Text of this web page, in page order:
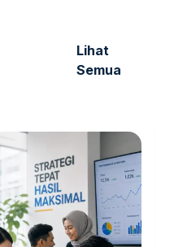
Lihat
Semua